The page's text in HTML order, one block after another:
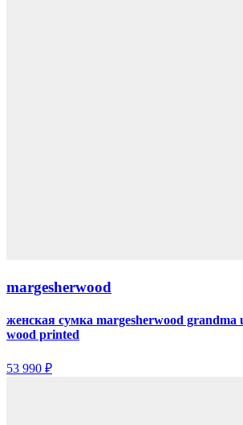
margesherwood
женская сумка margesherwood grandma
wood printed
53 990 ₽